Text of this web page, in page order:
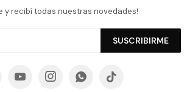
y recibí todas nuestras novedades!
SUSCRIBIRME
   